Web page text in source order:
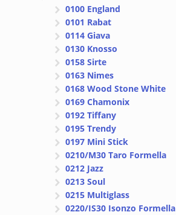
0100 England
0101 Rabat
0114 Giava
0130 Knosso
0158 Sirte
0163 Nimes
0168 Wood Stone White
0169 Chamonix
0192 Tiffany
0195 Trendy
0197 Mini Stick
0210/M30 Taro Formella
0212 Jazz
0213 Soul
0215 Multiglass
0220/IS30 Isonzo Formella